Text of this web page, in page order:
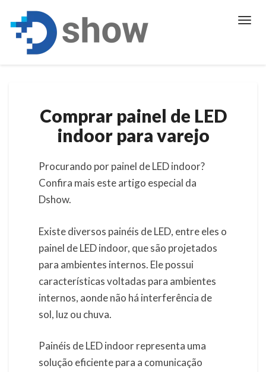
painel
de
LED
para
varejo
Comprar painel de LED
indoor para varejo
Procurando por painel de LED indoor?
Confira mais este artigo especial da
Dshow.
Existe diversos painéis de LED, entre eles o
painel de LED indoor, que são projetados
para ambientes internos. Ele possui
características voltadas para ambientes
internos, aonde não há interferência de
sol, luz ou chuva.
Painéis de LED indoor representa uma
solução eficiente para a comunicação